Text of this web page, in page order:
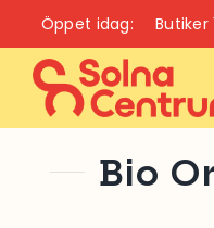
Fortsätt
till
innehållet
Öppet idag: Butiker
Bio